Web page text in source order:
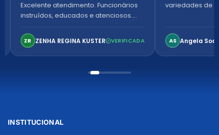
Excelente atendimento. Funcionários
instruídos, educados e atenciosos.
confortável. Perfeito!
ZR ZENHA REGINA KUSTER VERIFICADA
variedades de
AS Angela
INSTITUCIONAL